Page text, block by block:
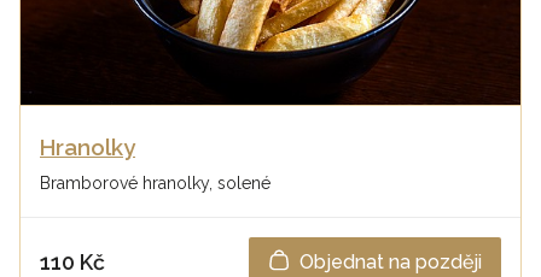
Hranolky
Bramborové hranolky, solené
110 Kč Objednat na později